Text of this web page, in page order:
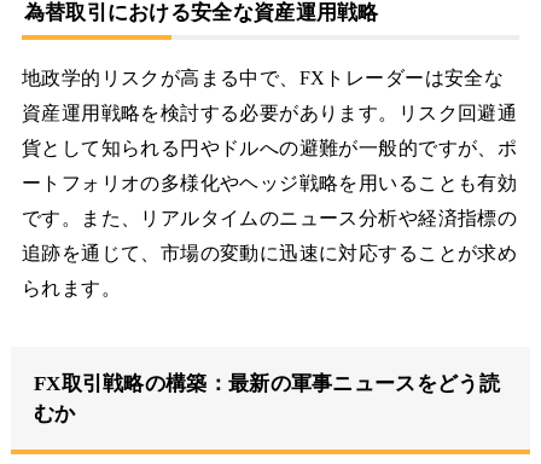
為替取引における安全な資産運用戦略
地政学的リスクが高まる中で、FXトレーダーは安全な
資産運用戦略を検討する必要があります。リスク回避通
貨として知られる円やドルへの避難が一般的ですが、ポ
ートフォリオの多様化やヘッジ戦略を用いることも有効
です。また、リアルタイムのニュース分析や経済指標の
追跡を通じて、市場の変動に迅速に対応することが求め
られます。
FX取引戦略の構築：最新の軍事ニュースをどう読
むか